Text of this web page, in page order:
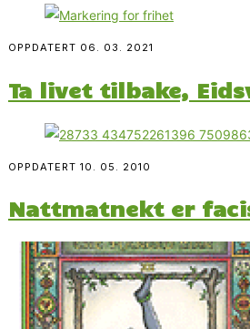
OPPDATERT 06. 03. 2021
Ta livet tilbake,
OPPDATERT 10. 05. 2010
Nattmatnekt er